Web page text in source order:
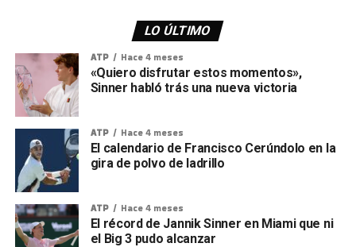
LO ÚLTIMO
ATP Hace 4 meses
«Quiero disfrutar estos momentos»,
Sinner habló trás una nueva victoria
ATP Hace 4 meses
El calendario de Francisco Cerúndolo en la
gira de polvo de ladrillo
ATP Hace 4 meses
El récord de Jannik Sinner en Miami que ni
el Big 3 pudo alcanzar